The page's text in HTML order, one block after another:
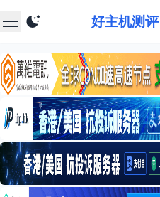
好主机测评